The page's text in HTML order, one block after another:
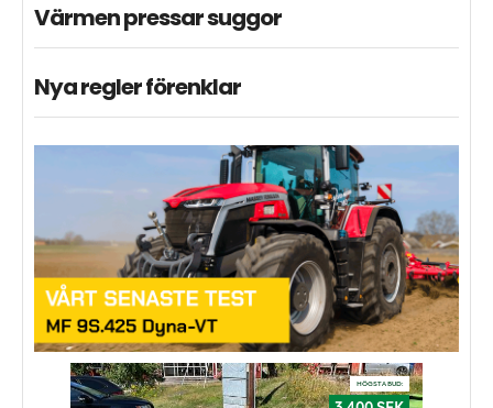
Värmen pressar suggor
Nya regler förenklar